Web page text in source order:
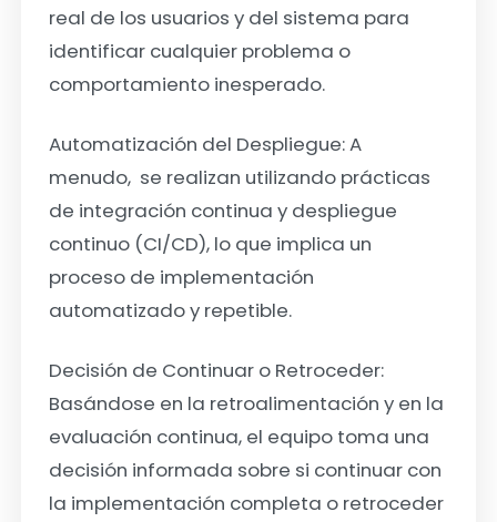
real de los usuarios y del sistema para
identificar cualquier problema o
comportamiento inesperado.
Automatización del Despliegue:A
menudo, se realizan utilizando prácticas
de integración continua y despliegue
continuo (CI/CD), lo que implica un
proceso de implementación
automatizado y repetible.
Decisión de Continuar o Retroceder:
Basándose en la retroalimentación y en la
evaluación continua, el equipo toma una
decisión informada sobre si continuar con
la implementación completa o retroceder